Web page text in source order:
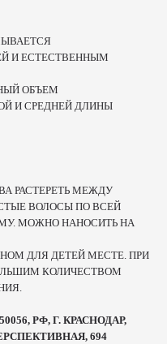
И ЕСТЕСТВЕННЫМ
ОБЪЕМ
И СРЕДНЕЙ ДЛИНЫ
РАСТЕРЕТЬ МЕЖДУ
ВОЛОСЫ ПО ВСЕЙ
МОЖНО НАНОСИТЬ НА
ДЛЯ ДЕТЕЙ МЕСТЕ. ПРИ
КОЛИЧЕСТВОМ
РФ, Г. КРАСНОДАР,
694